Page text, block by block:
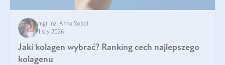
mgr inż. Anna Sobol
1 sty 2026
Jaki kolagen wybrać? Ranking cech najlepszego
kolagenu